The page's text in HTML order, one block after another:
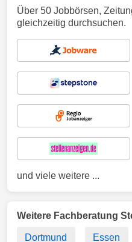
Über 50 Jobbörsen,
gleichzeitig durchsuchen.
und viele weitere ...
Weitere Fachberatung
Dortmund Essen